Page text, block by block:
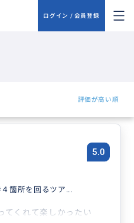
ログイン / 会員登録
評価が高い順
5.0
箇所を回るツア...
てくれて楽しかったい